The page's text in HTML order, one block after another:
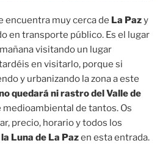
encuentra muy cerca de La Pazy
en transporte público. Es el lugar
visitando un lugar
en visitarlo, porque si
y urbanizando la zona a este
quedará ni rastro del Valle de
medioambiental de tantos. Os
precio, horario y todos los
Luna de La Pazen esta entrada.